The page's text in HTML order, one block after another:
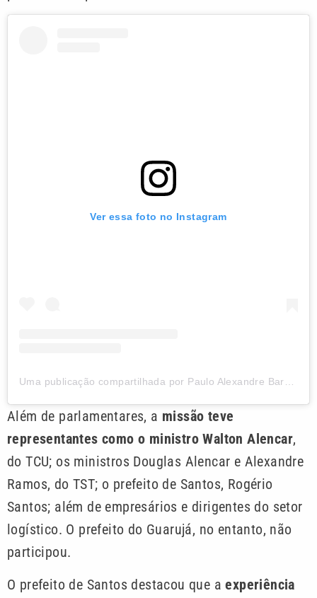
Ver essa foto no Instagram
Além de parlamentares, a missão teve
representantes como o ministro Walton Alencar,
do TCU; os ministros Douglas Alencar e Alexandre
Ramos, do TST; o prefeito de Santos, Rogério
Santos; além de empresários e dirigentes do setor
logístico. O prefeito do Guarujá, no entanto, não
participou.
O prefeito de Santos destacou que aexperiência